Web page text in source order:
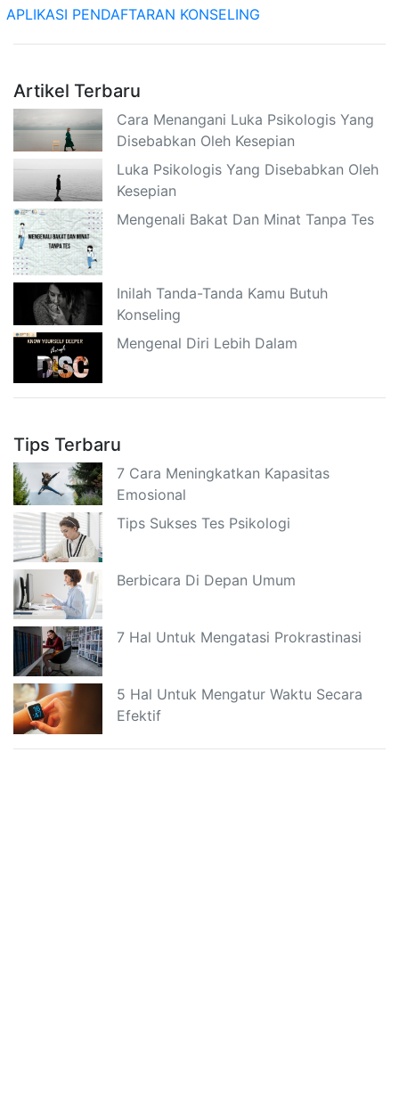
APLIKASI PENDAFTARAN KONSELING
Artikel Terbaru
Cara Menangani Luka Psikologis Yang
Disebabkan Oleh Kesepian
Luka Psikologis Yang Disebabkan Oleh
Kesepian
Mengenali Bakat Dan Minat Tanpa Tes
Inilah Tanda-Tanda Kamu Butuh
Konseling
Mengenal Diri Lebih Dalam
Tips Terbaru
7 Cara Meningkatkan Kapasitas
Emosional
Tips Sukses Tes Psikologi
Berbicara Di Depan Umum
7 Hal Untuk Mengatasi Prokrastinasi
5 Hal Untuk Mengatur Waktu Secara
Efektif